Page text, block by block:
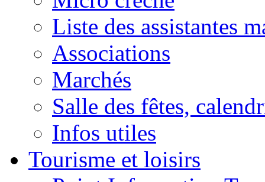
Liste des assistantes
Associations
Marchés
Salle des fêtes,
Infos utiles
Tourisme et loisirs